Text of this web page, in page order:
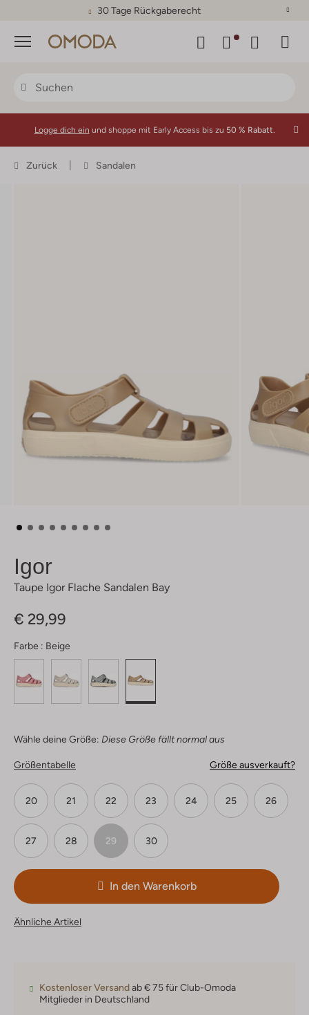
30 Tage Rückgaberecht
Menü
Logge dich ein und shoppe mit Early Access bis zu 50 % Rabatt.
Zurück Sandalen
Igor
Taupe Igor Flache Sandalen Bay
€ 29,99
Farbe : Beige
Wähle deine Größe: Diese Größe fällt normal aus
Größentabelle Größe ausverkauft?
20 21 22 23 24 25 26
27 28 29 30
In den Warenkorb
Ähnliche Artikel
Kostenloser Versandab € 75 für Club-Omoda
Mitglieder in Deutschland